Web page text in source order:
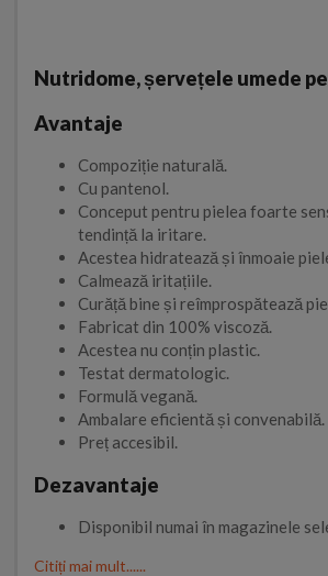
Nutridome, șervețele umede
Avantaje
Compoziție naturală.
Cu pantenol.
Conceput pentru pielea foarte
tendință la iritare.
Acestea hidratează și înmoaie
Calmează iritațiile.
Curăță bine și reîmprospătează
Fabricat din 100% viscoză.
Acestea nu conțin plastic.
Testat dermatologic.
Formulă vegană.
Ambalare eficientă și convenabilă.
Preț accesibil.
Dezavantaje
Disponibil numai în magazinele
Citiți mai mult......